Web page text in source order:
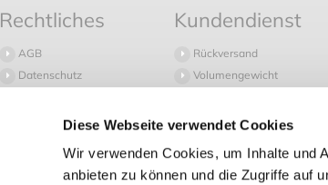
Diese Webseite verwendet Cookies
Wir verwenden Cookies, um Inhalte und
anbieten zu können und die Zugriffe auf
Rechtliches
AGB
Datenschutz
Impressum
Kundendienst
Rückversand
Volumengewicht
Versand
Zahlung